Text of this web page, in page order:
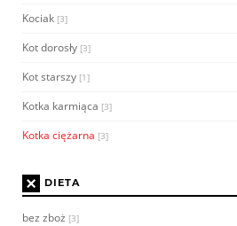
Kociak [3]
Kot dorosły [3]
Kot starszy [1]
Kotka karmiąca [3]
Kotka ciężarna [3]
× DIETA
bez zboż [3]